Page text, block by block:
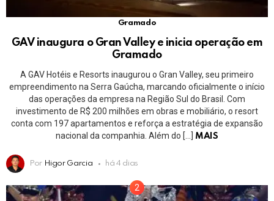
Gramado
GAV inaugura o Gran Valley e inicia operação em
Gramado
A GAV Hotéis e Resorts inaugurou o Gran Valley, seu primeiro
empreendimento na Serra Gaúcha, marcando oficialmente o início
das operações da empresa na Região Sul do Brasil. Com
investimento de R$ 200 milhões em obras e mobiliário, o resort
conta com 197 apartamentos e reforça a estratégia de expansão
nacional da companhia. Além do […]
MAIS
Por Higor Garcia há 4 dias